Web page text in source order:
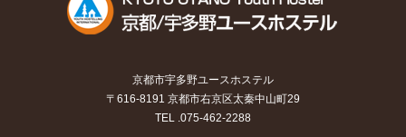
京都市宇多野ユースホステル
〒616-8191 京都市右京区太秦中山町29
TEL .075-462-2288